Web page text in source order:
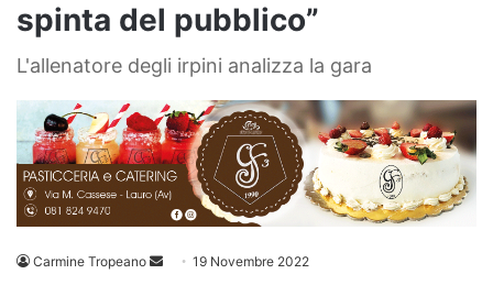
spinta del pubblico”
L'allenatore degli irpini analizza la gara
Carmine Tropeano
Invia 19 Novembre 2022